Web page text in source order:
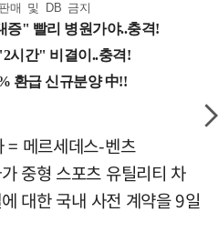
매 및 DB 금지
= 메르세데스-벤츠
중형 스포츠 유틸리티 차
대한 국내 사전 계약을 9일